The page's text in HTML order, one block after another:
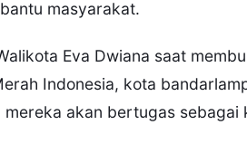
masyarakat.
Eva Dwiana saat
Indonesia, kota
akan bertugas sebagai